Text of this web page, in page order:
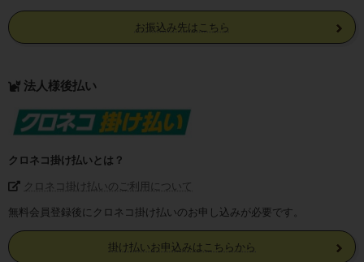
お振込み先はこちら
法人様後払い
クロネコ掛け払いとは？
クロネコ掛け払いのご利用について
無料会員登録後にクロネコ掛け払いのお申し込みが必要です。
掛け払いお申込みはこちらから